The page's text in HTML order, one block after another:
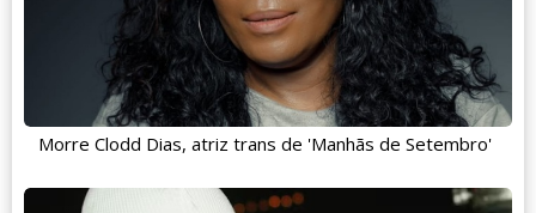
Morre Clodd Dias, atriz trans de 'Manhãs de Setembro'